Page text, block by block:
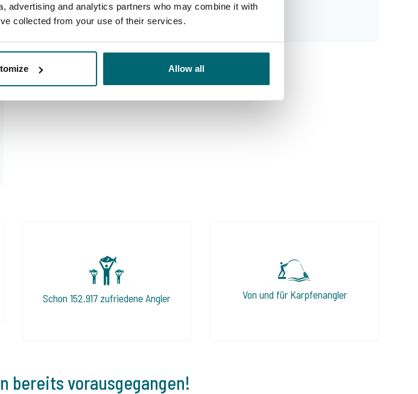
advertising and analytics partners who may combine it with
collected from your use of their services.
Allow all
10/10 Alijn Danau
Schon 152.917 zufriedene Angler Von und für Karpfenangler
bereits vorausgegangen!